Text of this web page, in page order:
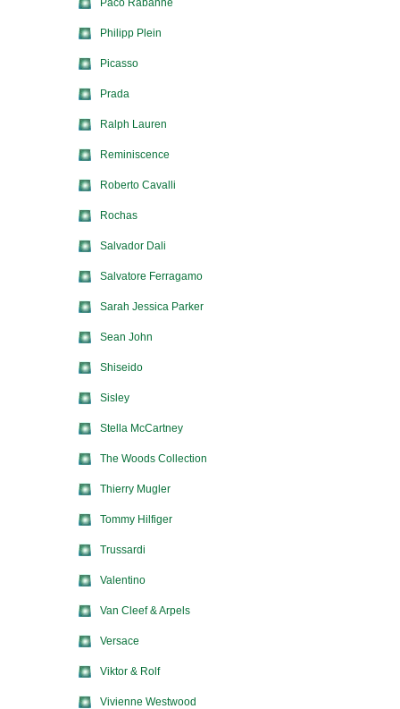
Paco Rabanne
Philipp Plein
Picasso
Prada
Ralph Lauren
Reminiscence
Roberto Cavalli
Rochas
Salvador Dali
Salvatore Ferragamo
Sarah Jessica Parker
Sean John
Shiseido
Sisley
Stella McCartney
The Woods Collection
Thierry Mugler
Tommy Hilfiger
Trussardi
Valentino
Van Cleef & Arpels
Versace
Viktor & Rolf
Vivienne Westwood